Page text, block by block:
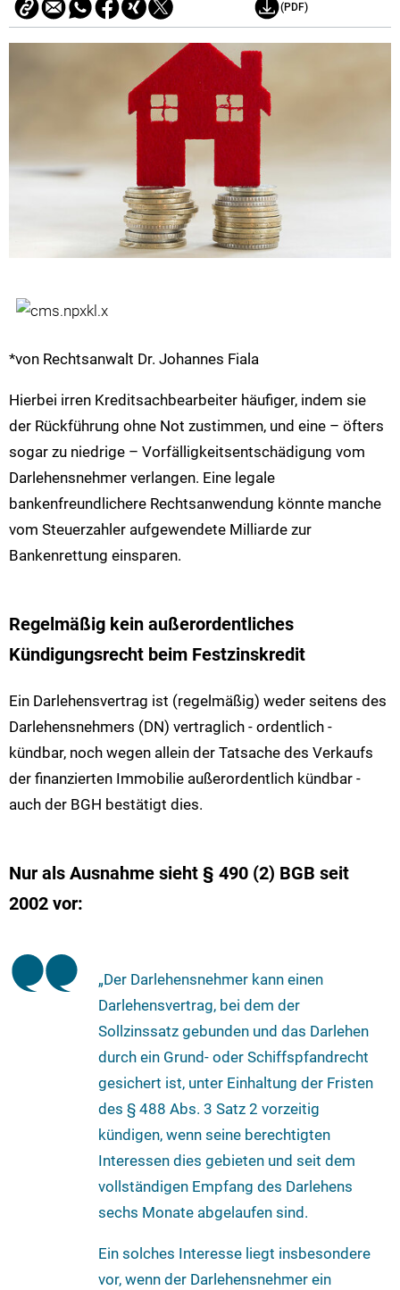
(PDF)
*von Rechtsanwalt Dr. Johannes Fiala
Hierbei irren Kreditsachbearbeiter häufiger, indem sie
der Rückführung ohne Not zustimmen, und eine – öfters
sogar zu niedrige – Vorfälligkeitsentschädigung vom
Darlehensnehmer verlangen. Eine legale
bankenfreundlichere Rechtsanwendung könnte manche
vom Steuerzahler aufgewendete Milliarde zur
Bankenrettung einsparen.
Regelmäßig kein außerordentliches
Kündigungsrecht beim Festzinskredit
Ein Darlehensvertrag ist (regelmäßig) weder seitens des
Darlehensnehmers (DN) vertraglich - ordentlich -
kündbar, noch wegen allein der Tatsache des Verkaufs
der finanzierten Immobilie außerordentlich kündbar -
auch der BGH bestätigt dies.
Nur als Ausnahme sieht § 490 (2) BGB seit
2002 vor:
„Der Darlehensnehmer kann einen
Darlehensvertrag, bei dem der
Sollzinssatz gebunden und das Darlehen
durch ein Grund- oder Schiffspfandrecht
gesichert ist, unter Einhaltung der Fristen
des § 488 Abs. 3 Satz 2 vorzeitig
kündigen, wenn seine berechtigten
Interessen dies gebieten und seit dem
vollständigen Empfang des Darlehens
sechs Monate abgelaufen sind.
Ein solches Interesse liegt insbesondere
vor, wenn der Darlehensnehmer ein